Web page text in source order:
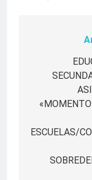
entradas
ESCUELAS/